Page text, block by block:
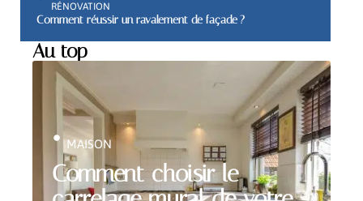
RÉNOVATION
Comment réussir un ravalement de façade ?
Au top
Comment choisir le
MAISON